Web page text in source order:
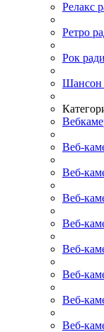
Релакс
Ретро
Рок
Шансон
Веб-
Веб-
Веб-
Веб-
Веб-
Веб-
Веб-
Веб-